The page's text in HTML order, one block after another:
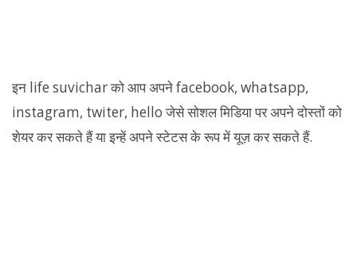
इन life suvichar को आप अपने facebook, whatsapp,
instagram, twiter, hello जेसे सोशल मिडिया पर अपने दोस्तों को
शेयर कर सकते हैं या इन्हें अपने स्टेटस के रूप में यूज़ कर सकते हैं.